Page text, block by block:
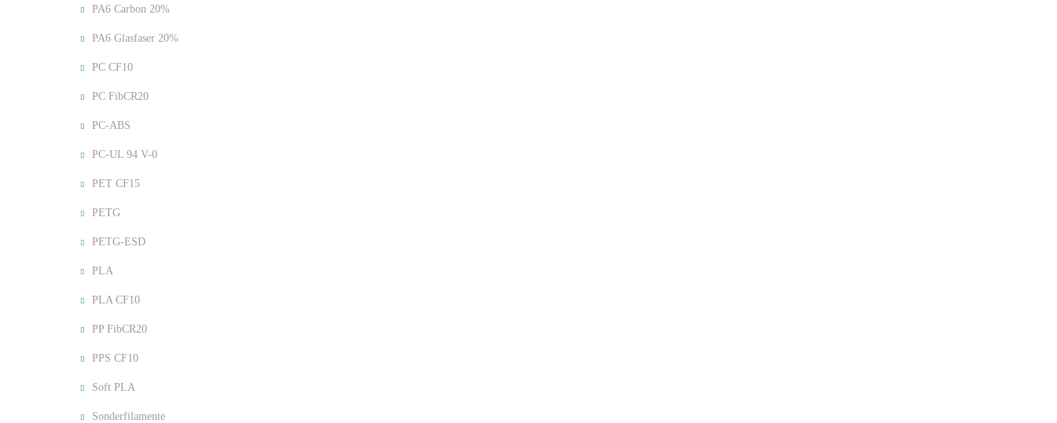
PA6 Carbon 20%
PA6 Glasfaser 20%
PC CF10
PC FibCR20
PC-ABS
PC-UL 94 V-0
PET CF15
PETG
PETG-ESD
PLA
PLA CF10
PP FibCR20
PPS CF10
Soft PLA
Sonderfilamente